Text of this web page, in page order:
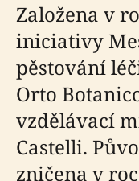
Založena v
iniciativy
pěstování
Orto
vzdělávací
Castelli.
zničena v